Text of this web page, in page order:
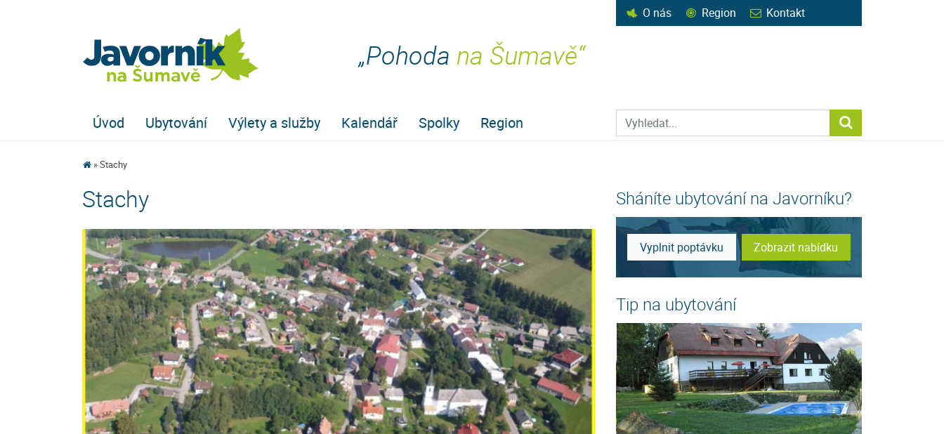
O nás Region Kontakt
„Pohoda na Šumavě“
Prohledat web
Úvod Ubytování Výlety a služby Kalendář Spolky Region
Stachy
Stachy Sháníte ubytování na Javorníku?
Vyplnit poptávku Zobrazit nabídku
Tip na ubytování